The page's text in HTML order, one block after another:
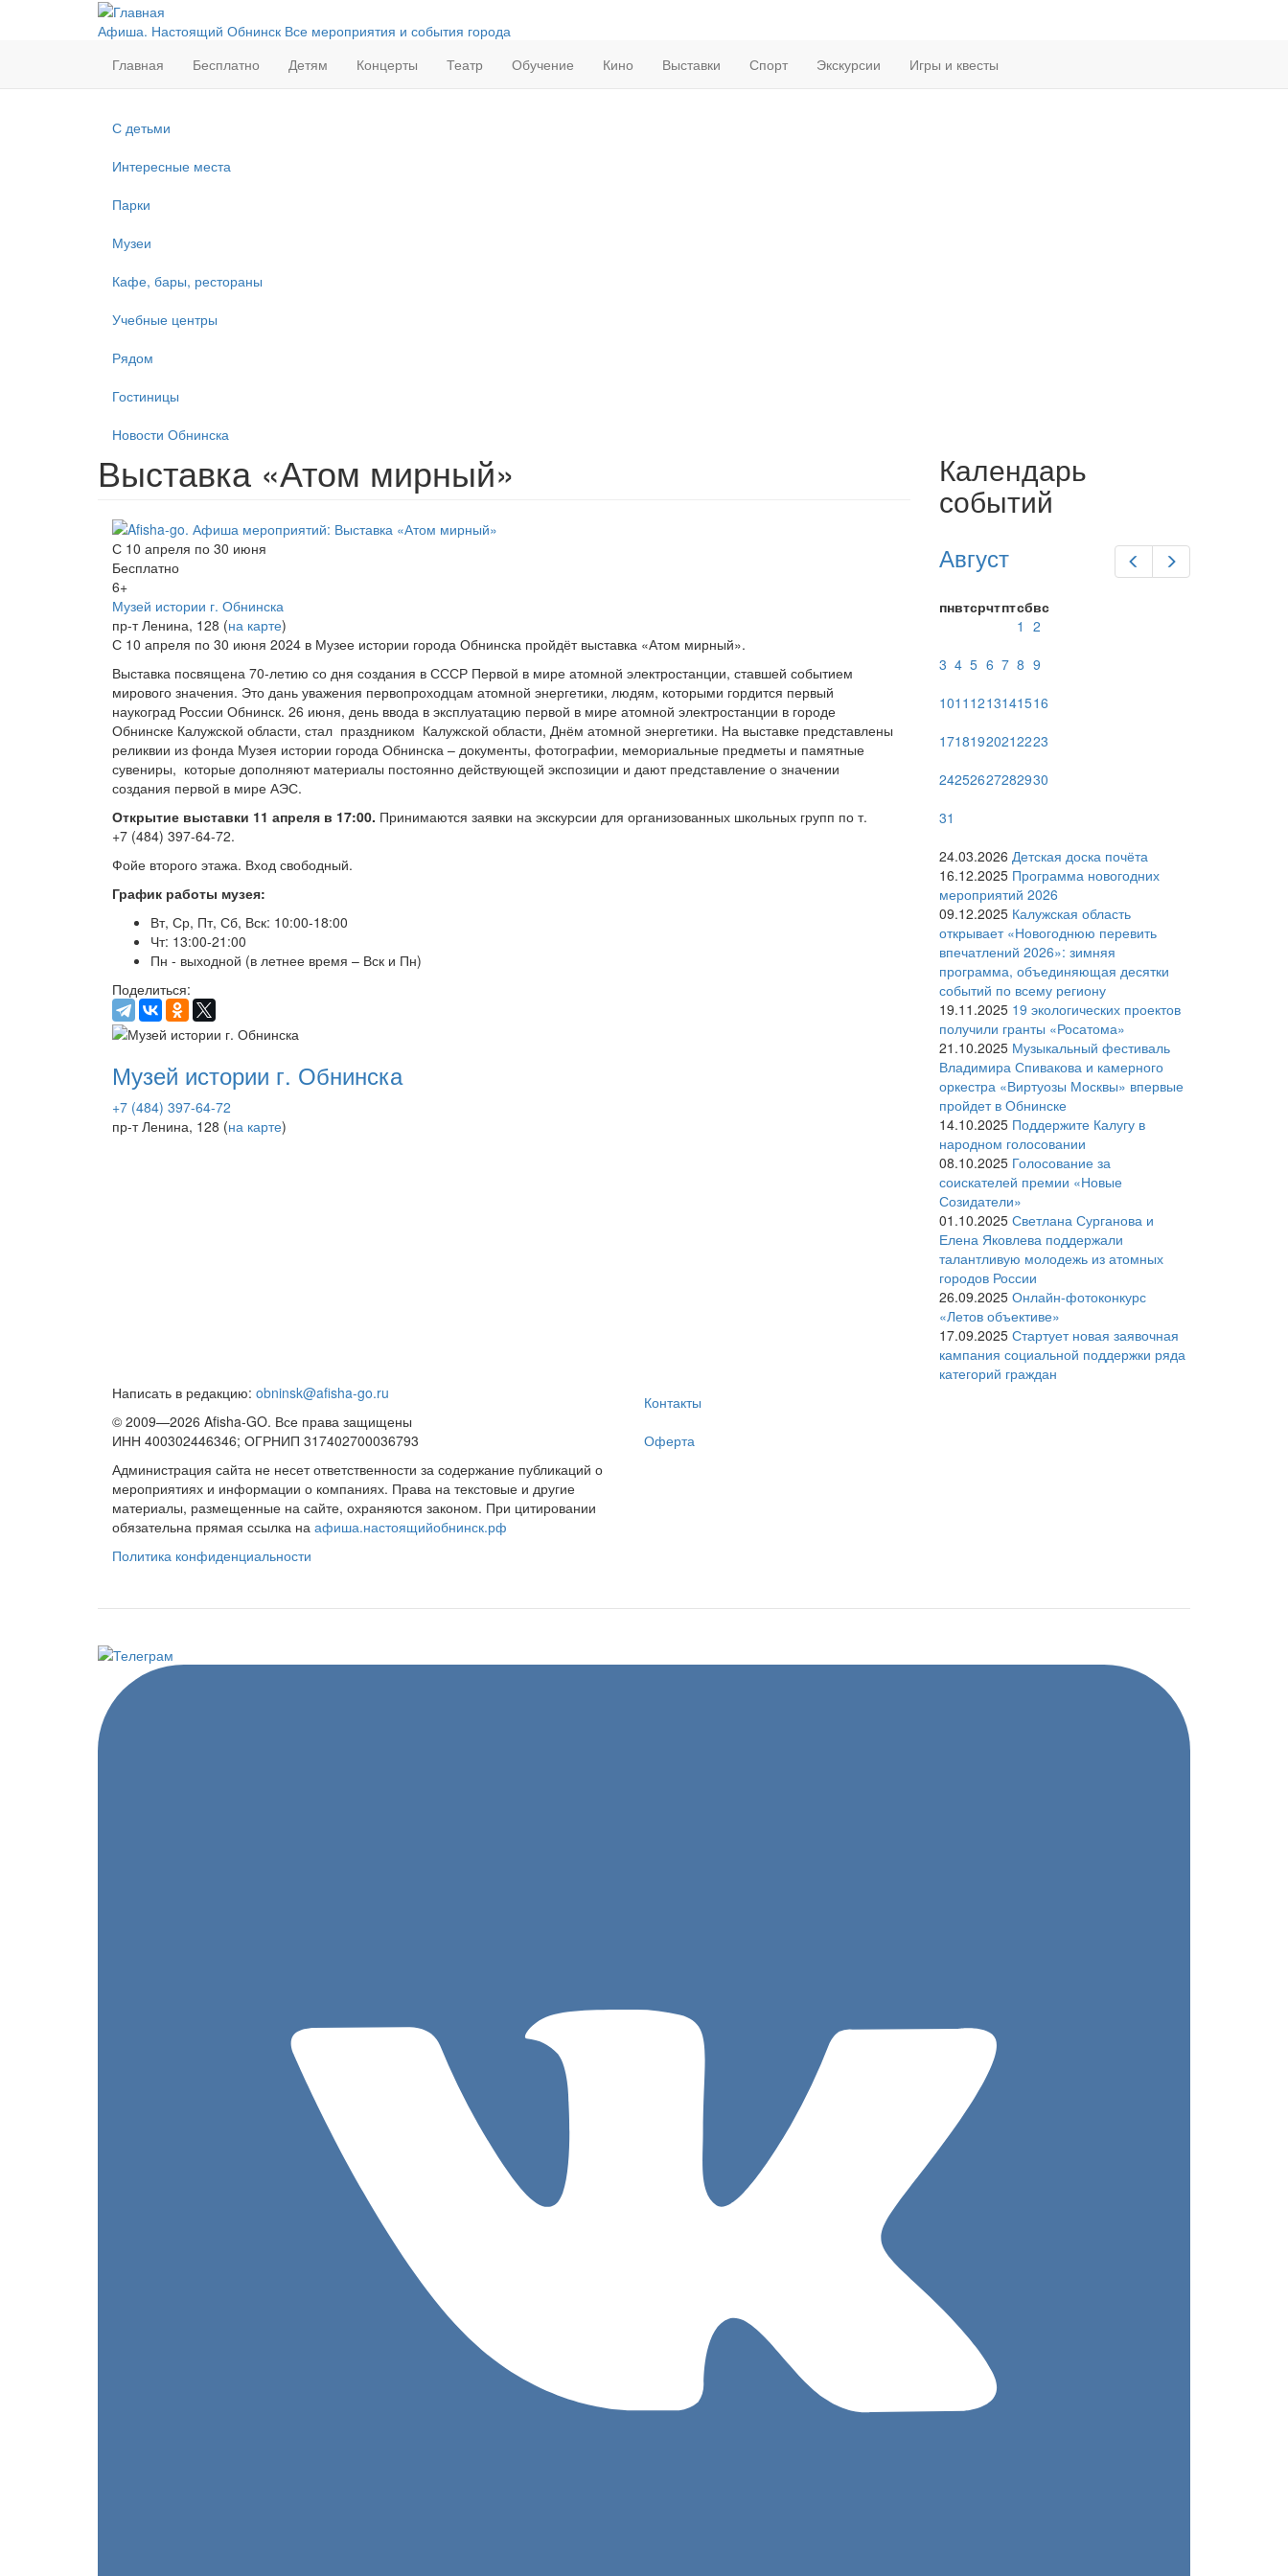
Афиша. Настоящий Обнинск Все мероприятия и события города
Главная
Бесплатно Детям Концерты Театр Обучение Кино Выставки Спорт Экскурсии Игры и квесты
С детьми
Интересные места
Парки
Музеи
Кафе, бары, рестораны
Учебные центры
Рядом
Гостиницы
Новости Обнинска
Выставка «Атом мирный»
С 10 апреля по 30 июня
Бесплатно
6+
Музей истории г. Обнинска
пр-т Ленина, 128 (на карте)
С 10 апреля по 30 июня 2024 в Музее истории города Обнинска пройдёт выставка «Атом мирный».
Выставка посвящена 70-летию со дня создания в СССР Первой в мире атомной электростанции, ставшей событием
мирового значения. Это дань уважения первопроходцам атомной энергетики, людям, которыми гордится первый
наукоград России Обнинск. 26 июня, день ввода в эксплуатацию первой в мире атомной электростанции в городе
Обнинске Калужской области, стал праздником Калужской области, Днём атомной энергетики. На выставке представлены
реликвии из фонда Музея истории города Обнинска – документы, фотографии, мемориальные предметы и памятные
сувениры, которые дополняют материалы постоянно действующей экспозиции и дают представление о значении
создания первой в мире АЭС.
Открытие выставки 11 апреля в 17:00. Принимаются заявки на экскурсии для организованных школьных групп по т.
+7 (484) 397-64-72.
Фойе второго этажа. Вход свободный.
График работы музея:
Вт, Ср, Пт, Сб, Вск: 10:00-18:00
Чт: 13:00-21:00
Пн - выходной (в летнее время – Вск и Пн)
Поделиться:
Музей истории г. Обнинска
+7 (484) 397-64-72
пр-т Ленина, 128 (на карте)
Календарь
событий
Предыдущий
Август
пнвтсрчтптсбвс
1 2
3 4 5 6 7 8 9
1011 1213141516
17181920212223
24252627282930
31
24.03.2026 Детская доска почёта
16.12.2025 Программа новогодних
мероприятий 2026
09.12.2025 Калужская область
открывает «Новогоднюю перевить
впечатлений 2026»: зимняя
программа, объединяющая десятки
событий по всему региону
19.11.2025 19 экологических проектов
получили гранты «Росатома»
21.10.2025 Музыкальный фестиваль
Владимира Спивакова и камерного
оркестра «Виртуозы Москвы» впервые
пройдет в Обнинске
14.10.2025 Поддержите Калугу в
народном голосовании
08.10.2025 Голосование за
соискателей премии «Новые
Созидатели»
01.10.2025 Светлана Сурганова и
Елена Яковлева поддержали
талантливую молодежь из атомных
городов России
26.09.2025 Онлайн-фотоконкурс
«Летов объективе»
17.09.2025 Стартует новая заявочная
кампания социальной поддержки ряда
категорий граждан
Написать в редакцию: obninsk@afisha-go.ru
© 2009—2026 Afisha-GO. Все права защищены
ИНН 400302446346; ОГРНИП 317402700036793
Администрация сайта не несет ответственности за содержание публикаций о
мероприятиях и информации о компаниях. Права на текстовые и другие
материалы, размещенные на сайте, охраняются законом. При цитировании
обязательна прямая ссылка на афиша.настоящийобнинск.рф
Политика конфиденциальности
Контакты
Оферта